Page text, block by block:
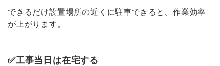
できるだけ設置場所の近くに駐車できると、作業効率
が上がります。
✅工事当日は在宅する